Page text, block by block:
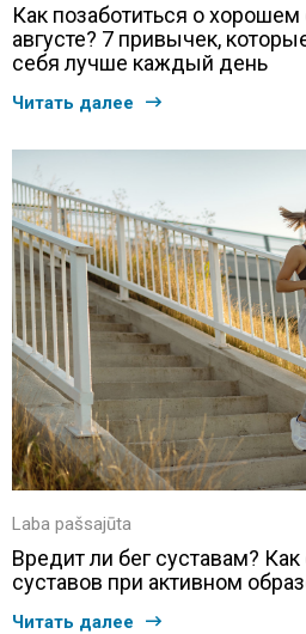
Как позаботиться о
августе? 7 привычек,
себя лучше каждый день
Читать далее
Laba pašsajūta
Вредит ли бег суставам?
суставов при активном
Читать далее